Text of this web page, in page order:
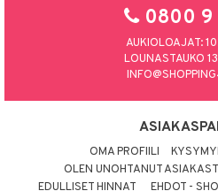
0800 9
AUKIOLOAJAT:
LOUNASTAUKO
OMA PROFIILI
OLEN UNOHTANUT
EDULLISET HINNAT
EHDOT -